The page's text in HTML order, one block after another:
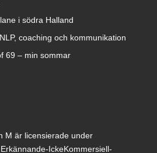
i södra Halland
coaching och kommunikation
69 – min sommar
M är licensierade under
IckeKommersiell-